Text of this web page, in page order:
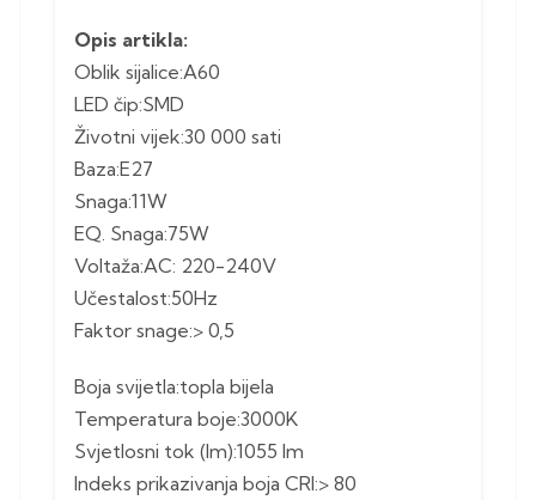
Opis artikla:
Oblik sijalice:A60
LED čip:SMD
Životni vijek:30 000 sati
Baza:E27
Snaga:11W
EQ. Snaga:75W
Voltaža:AC: 220-240V
Učestalost:50Hz
Faktor snage:> 0,5
Boja svijetla:topla bijela
Temperatura boje:3000K
Svjetlosni tok (lm):1055 lm
Indeks prikazivanja boja CRI:> 80